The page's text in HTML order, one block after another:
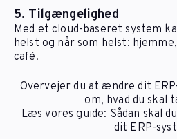
5. Tilgængelighed
Med et cloud-baseret system
helst og når som helst:
café.
Overvejer du at ændre dit
om, hvad du skal
Læs vores guide: Sådan skal
dit ERP-